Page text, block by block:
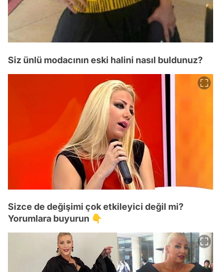
Siz ünlü modacının eski halini nasıl buldunuz?
Sizce de değişimi çok etkileyici değil mi?
Yorumlara buyurun 👇